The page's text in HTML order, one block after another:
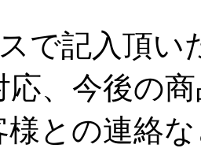
で記入頂い
応、今後の
様との連絡